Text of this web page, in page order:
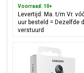
Voorraad: 10+
Levertijd: Ma. t/m Vr.
uur besteld = Dezelfde
verstuurd